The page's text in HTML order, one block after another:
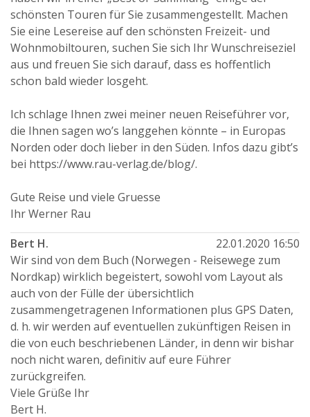
schönsten Touren für Sie zusammengestellt. Machen
Sie eine Lesereise auf den schönsten Freizeit- und
Wohnmobiltouren, suchen Sie sich Ihr Wunschreiseziel
aus und freuen Sie sich darauf, dass es hoffentlich
schon bald wieder losgeht.
Ich schlage Ihnen zwei meiner neuen Reiseführer vor,
die Ihnen sagen wo’s langgehen könnte – in Europas
Norden oder doch lieber in den Süden. Infos dazu gibt’s
bei https://www.rau-verlag.de/blog/.
Gute Reise und viele Gruesse
Ihr Werner Rau
Bert H.
22.01.2020 16:50
Wir sind von dem Buch (Norwegen - Reisewege zum
Nordkap) wirklich begeistert, sowohl vom Layout als
auch von der Fülle der übersichtlich
zusammengetragenen Informationen plus GPS Daten,
d. h. wir werden auf eventuellen zukünftigen Reisen in
die von euch beschriebenen Länder, in denn wir bishar
noch nicht waren, definitiv auf eure Führer
zurückgreifen.
Viele Grüße Ihr
Bert H.